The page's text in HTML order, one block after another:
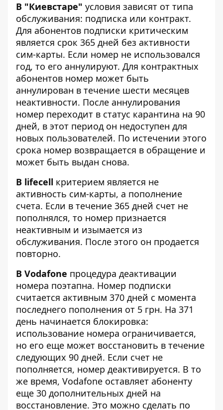
В "Киевстаре" условия зависят от типа
обслуживания: подписка или контракт.
Для абонентов подписки критическим
является срок 365 дней без активности
сим-карты. Если номер не использовался
год, то его аннулируют. Для контрактных
абонентов номер может быть
аннулирован в течение шести месяцев
неактивности. После аннулирования
номер переходит в статус карантина на 90
дней, в этот период он недоступен для
новых пользователей. По истечении этого
срока номер возвращается в обращение и
может быть выдан снова.
В lifecell критерием является не
активность сим-карты, а пополнение
счета. Если в течение 365 дней счет не
пополнялся, то номер признается
неактивным и изымается из
обслуживания. После этого он продается
повторно.
В Vodafone процедура деактивации
номера поэтапна. Номер подписки
считается активным 370 дней с момента
последнего пополнения от 5 грн. На 371
день начинается блокировка:
использование номера ограничивается,
но его еще может восстановить в течение
следующих 90 дней. Если счет не
пополняется, номер деактивируется. В то
же время, Vodafone оставляет абоненту
еще 30 дополнительных дней на
восстановление. Это можно сделать по